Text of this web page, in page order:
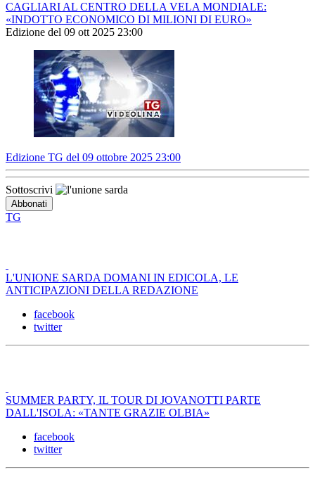
CAGLIARI AL CENTRO DELLA VELA MONDIALE:
«INDOTTO ECONOMICO DI MILIONI DI EURO»
Edizione del 09 ott 2025 23:00
Edizione TG del 09 ottobre 2025 23:00
Sottoscrivi
TG
L'UNIONE SARDA DOMANI IN EDICOLA, LE
ANTICIPAZIONI DELLA REDAZIONE
facebook
twitter
SUMMER PARTY, IL TOUR DI JOVANOTTI PARTE
DALL'ISOLA: «TANTE GRAZIE OLBIA»
facebook
twitter